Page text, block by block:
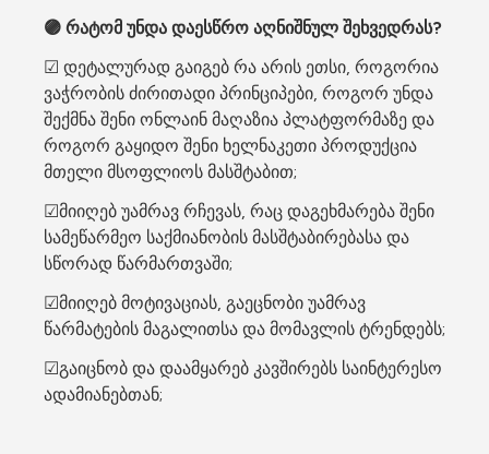
🟣 რატომ უნდა დაესწრო აღნიშნულ შეხვედრას?
☑ დეტალურად გაიგებ რა არის ეთსი, როგორია
ვაჭრობის ძირითადი პრინციპები, როგორ უნდა
შექმნა შენი ონლაინ მაღაზია პლატფორმაზე და
როგორ გაყიდო შენი ხელნაკეთი პროდუქცია
მთელი მსოფლიოს მასშტაბით;
☑მიიღებ უამრავ რჩევას, რაც დაგეხმარება შენი
სამეწარმეო საქმიანობის მასშტაბირებასა და
სწორად წარმართვაში;
☑მიიღებ მოტივაციას, გაეცნობი უამრავ
წარმატების მაგალითსა და მომავლის ტრენდებს;
☑გაიცნობ და დაამყარებ კავშირებს საინტერესო
ადამიანებთან;